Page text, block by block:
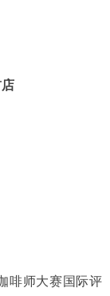
啡师大赛国际评